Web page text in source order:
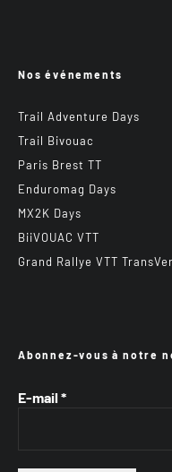
Nos événements
Trail Adventure Days
Trail Bivouac
Paris Brest TT
Enduromag Days
MX2K Days
BiiVOUAC VTT
Grand Rallye VTT
Abonnez-vous à notre
E-mail *